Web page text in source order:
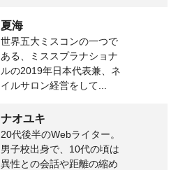
夏海
世界五大ミスコンの一つで
ある、ミススプラナショナ
ルの2019年日本代表兼、ネ
イルサロン経営をして...
ナオユキ
20代後半のWebライター。
男子校出身で、10代の頃は
異性との会話や距離の縮め